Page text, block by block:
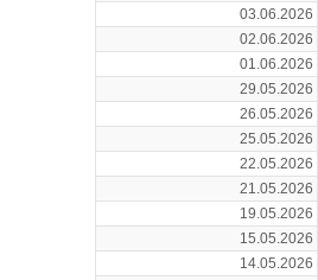
03.06.2026
02.06.2026
01.06.2026
29.05.2026
26.05.2026
25.05.2026
22.05.2026
21.05.2026
19.05.2026
15.05.2026
14.05.2026